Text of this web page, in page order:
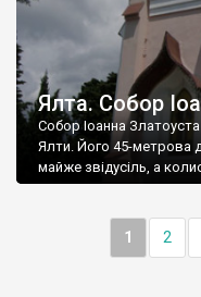
Ялта. Собор
Собор Іоанна
Ялти. Його 45-метрова
майже звідусіль, а
1 2